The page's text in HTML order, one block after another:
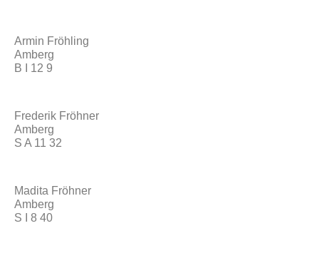
Armin Fröhling
Amberg
B I 12 9
Frederik Fröhner
Amberg
S A 11 32
Madita Fröhner
Amberg
S I 8 40